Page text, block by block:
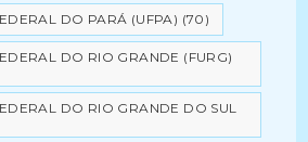
DO PARÁ (UFPA) (70)
DO RIO GRANDE (FURG)
DO RIO GRANDE DO SUL